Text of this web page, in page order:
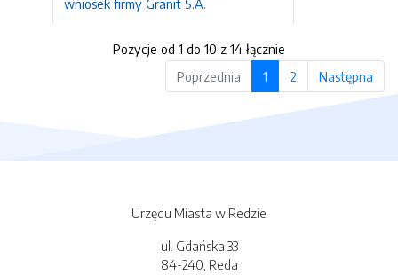
wniosek firmy Granit S.A.
Pozycje od 1 do 10 z 14 łącznie
Poprzednia
1 2 Następna
Urzędu Miasta w Redzie
ul. Gdańska 33
84-240, Reda